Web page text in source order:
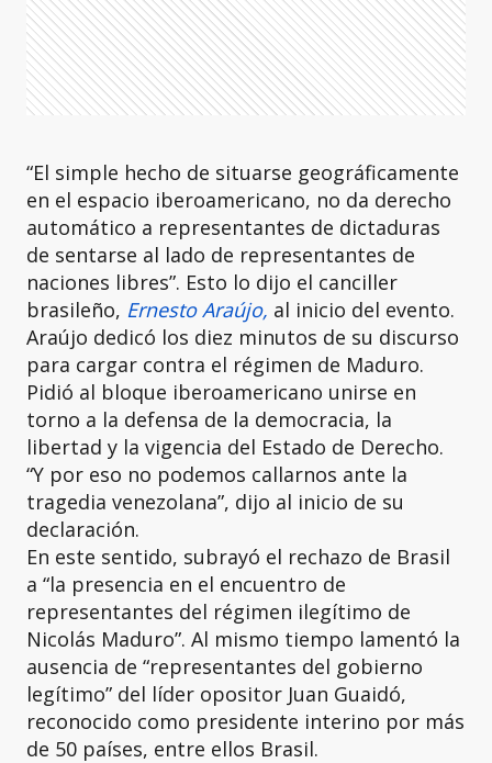
“El simple hecho de situarse geográficamente
en el espacio iberoamericano, no da derecho
automático a representantes de dictaduras
de sentarse al lado de representantes de
naciones libres”. Esto lo dijo el canciller
brasileño, Ernesto Araújo, al inicio del evento.
Araújo dedicó los diez minutos de su discurso
para cargar contra el régimen de Maduro.
Pidió al bloque iberoamericano unirse en
torno a la defensa de la democracia, la
libertad y la vigencia del Estado de Derecho.
“Y por eso no podemos callarnos ante la
tragedia venezolana”, dijo al inicio de su
declaración.
En este sentido, subrayó el rechazo de Brasil
a “la presencia en el encuentro de
representantes del régimen ilegítimo de
Nicolás Maduro”. Al mismo tiempo lamentó la
ausencia de “representantes del gobierno
legítimo” del líder opositor Juan Guaidó,
reconocido como presidente interino por más
de 50 países, entre ellos Brasil.